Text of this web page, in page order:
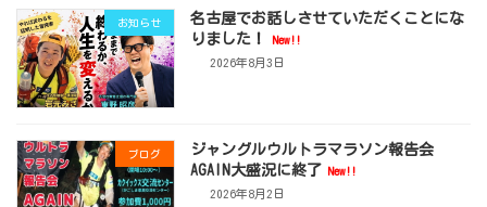
お知らせ
名古屋でお話しさせていただくことにな
りました！
New!!
2026年8月3日
ブログ
ジャングルウルトラマラソン報告会
AGAIN大盛況に終了 New!!
2026年8月2日